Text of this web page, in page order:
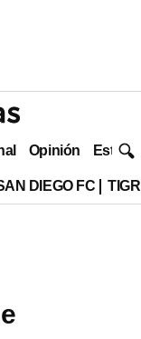
Opinión Estilo
DIEGO FC